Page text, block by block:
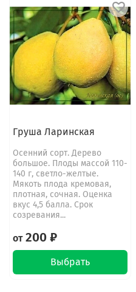
Груша Ларинская
Осенний сорт. Дерево
большое. Плоды массой 110-
140 г, светло-желтые.
Мякоть плода кремовая,
плотная, сочная. Оценка
вкус 4,5 балла. Срок
созревания...
от200 ₽
Выбрать